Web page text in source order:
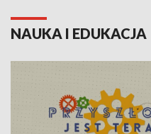
NAUKA I EDUKACJA